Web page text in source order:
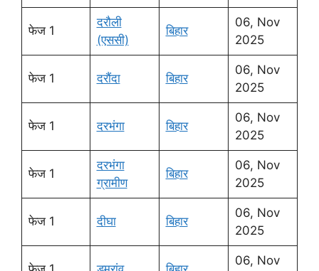
फेज 1
दरौली
(एससी)
बिहार
06, Nov
2025
फेज 1 दरौंदा बिहार
06, Nov
2025
फेज 1 दरभंगा बिहार
06, Nov
2025
फेज 1
दरभंगा
ग्रामीण
बिहार
06, Nov
2025
फेज 1 दीघा बिहार
06, Nov
2025
06, Nov